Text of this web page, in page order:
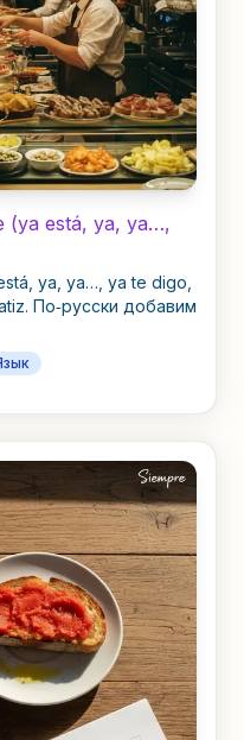
(ya está, ya, ya…,
ya, ya…, ya te digo,
По‑русски добавим